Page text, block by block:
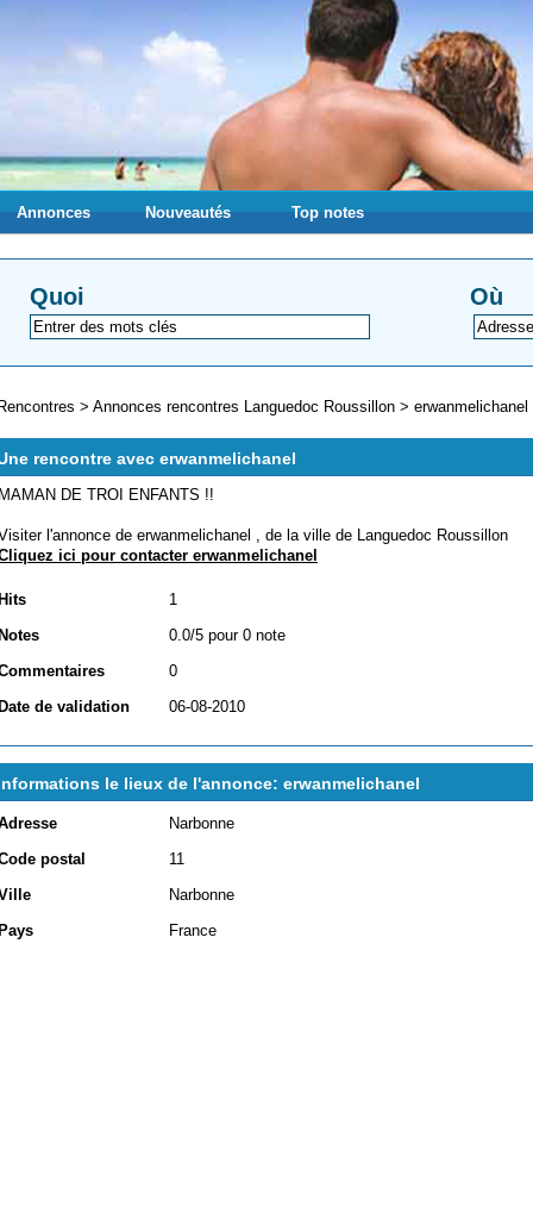
Annonces Nouveautés Top notes
Quoi Où
> Annonces rencontres Languedoc Roussillon > erwanmelichanel
rencontre avec erwanmelichanel
DE TROI ENFANTS !!
l'annonce de erwanmelichanel , de la ville de Languedoc Roussillon
ici pour contacter erwanmelichanel
1
0.0/5 pour 0 note
0
de validation
06-08-2010
le lieux de l'annonce: erwanmelichanel
Narbonne
postal
11
Narbonne
France